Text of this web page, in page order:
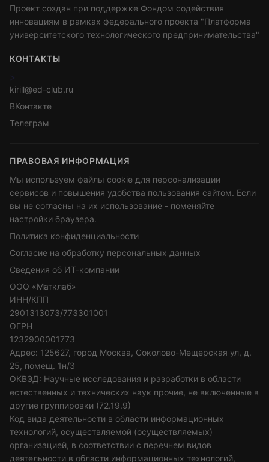
Проект создан при поддержке Фондом содействия
инновациям в рамках федерального проекта "Платформа
университетского технологического предпринимательства"
КОНТАКТЫ
>
kirill@ed-club.ru
ВКонтакте
Телеграм
ПРАВОВАЯ ИНФОРМАЦИЯ
Мы используем файлы cookie для персонализации
сервисов и повышения удобства пользования сайтом. Если
вы не согласны на их использование - поменяйте
настройки браузера.
Политика конфиденциальности
Согласие на обработку персональных данных
Сведения об ИТ-компании
ООО «Матклаб»
ИНН/КПП
2901313073/773301001
ОГРН
1232900001773
Адрес: 125627, город Москва, Соколово-Мещерская ул, д.
25, помещ. 1н/3
ОКВЭД: Научные исследования и разработки в области
естественных и технических наук прочие, не включенные в
другие группировки (72.19.9)
Код вида деятельности в области информационных
технологий, осуществляемой (осуществляемых)
организацией, в соответствии с перечнем видов
деятельности в области информационных технологий,